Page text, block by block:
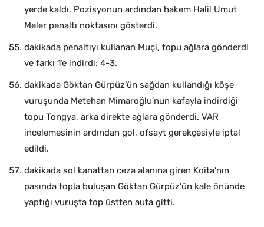
yerde kaldı. Pozisyonun ardından hakem Halil Umut
Meler penaltı noktasını gösterdi.
dakikada penaltıyı kullanan Muçi, topu ağlara gönderdi
ve farkı 1’e indirdi: 4-3.
dakikada Göktan Gürpüz’ün sağdan kullandığı köşe
vuruşunda Metehan Mimaroğlu’nun kafayla indirdiği
topu Tongya, arka direkte ağlara gönderdi. VAR
incelemesinin ardından gol, ofsayt gerekçesiyle iptal
edildi.
dakikada sol kanattan ceza alanına giren Koita’nın
pasında topla buluşan Göktan Gürpüz’ün kale önünde
yaptığı vuruşta top üstten auta gitti.